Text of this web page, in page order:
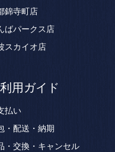
錦寺町店
ばパークス店
スカイオ店
用ガイド
払い
・配送・納期
・交換・キャンセル